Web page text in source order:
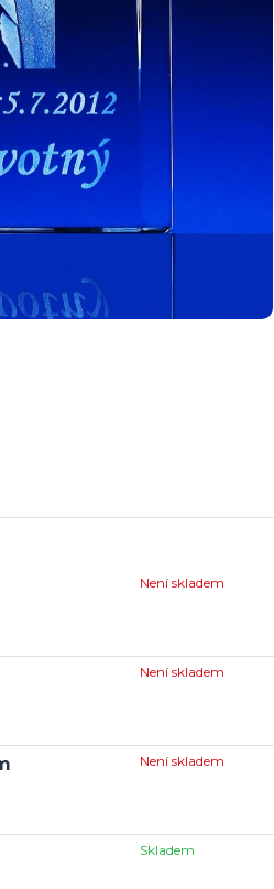
Není skladem
Není skladem
Není skladem
Skladem